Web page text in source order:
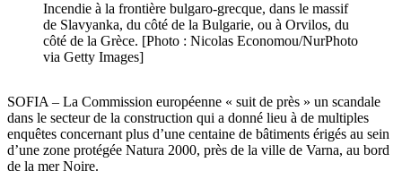
Incendie à la frontière bulgaro-grecque, dans le massif
de Slavyanka, du côté de la Bulgarie, ou à Orvilos, du
côté de la Grèce. [Photo : Nicolas Economou/NurPhoto
via Getty Images]
SOFIA – La Commission européenne « suit de près » un scandale
dans le secteur de la construction qui a donné lieu à de multiples
enquêtes concernant plus d’une centaine de bâtiments érigés au sein
d’une zone protégée Natura 2000, près de la ville de Varna, au bord
de la mer Noire.